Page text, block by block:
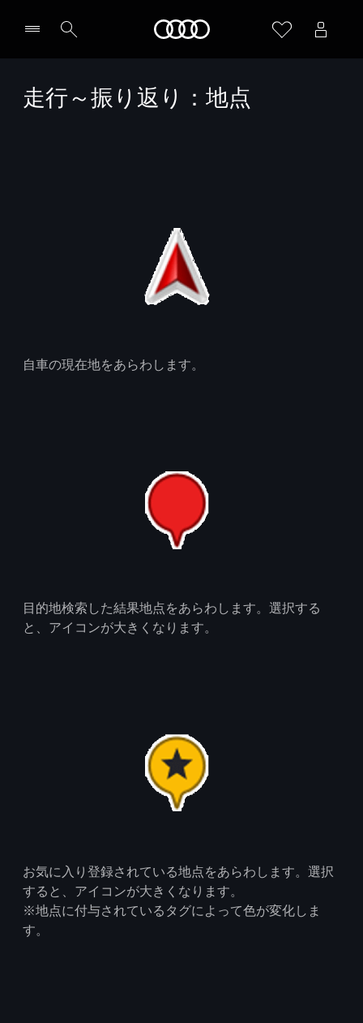
走行～振り返り：地点
自車の現在地をあらわします。
目的地検索した結果地点をあらわします。選択する
と、アイコンが大きくなります。
お気に入り登録されている地点をあらわします。選択
すると、アイコンが大きくなります。
※地点に付与されているタグによって色が変化しま
す。